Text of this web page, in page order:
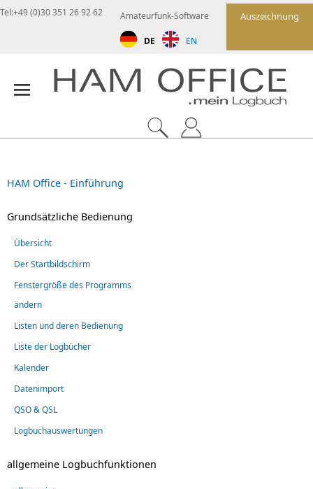
Auszeichnung
Amateurfunk-Software
DE EN
Tel:+49 (0)30 351 26 92 62
HAM Office - Einführung
Grundsätzliche Bedienung
Übersicht
Der Startbildschirm
Fenstergröße des Programms
ändern
Listen und deren Bedienung
Liste der Logbücher
Kalender
Datenimport
QSO & QSL
Logbuchauswertungen
allgemeine Logbuchfunktionen